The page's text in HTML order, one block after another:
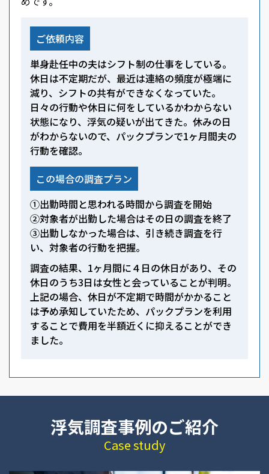
ご依頼内容
単身赴任中の夫はシフト制の仕事をしている。
休日は不定期だが、最近は連絡の頻度が極端に
減り、シフトの共有ができなくなっていた。
日々の行動や休日に何をしているかわからない
状態になり、浮気の疑いが出てきた。休みの日
がわからないので、パックプランで1ヶ月間夫の
行動を確認。
この場合の調査プラン
①出勤時間と思われる時間から調査を開始
②対象者が出勤した場合はその日の調査を終了
③出勤しなかった場合は、引き続き調査を行
い、対象者の行動を把握。
調査の結果、1ヶ月間に４日の休日があり、その
休日のうち3日は女性と会っていることが判明。
上記の場合、休日が不定期で時間がかかること
は予め承知していたため、パックプランを利用
することで費用を半額近くに抑えることができ
ました。
浮気調査事例のご紹介
Case study